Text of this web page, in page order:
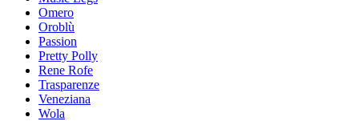
Omero
Oroblù
Passion
Pretty Polly
Rene Rofe
Trasparenze
Veneziana
Wola